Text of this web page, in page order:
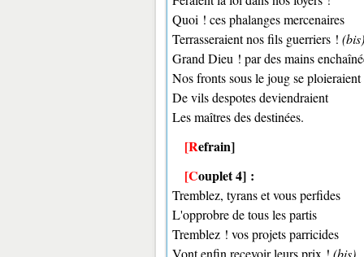
Quoi ! ces phalanges mercenaires
Terrasseraient nos fils guerriers ! (bis)
Grand Dieu ! par des mains
Nos fronts sous le joug se ploieraient
De vils despotes deviendraient
Les maîtres des destinées.
[Refrain]
[Couplet 4] :
Tremblez, tyrans et vous perfides
L'opprobre de tous les partis
Tremblez ! vos projets parricides
Vont enfin recevoir leurs prix ! (bis)